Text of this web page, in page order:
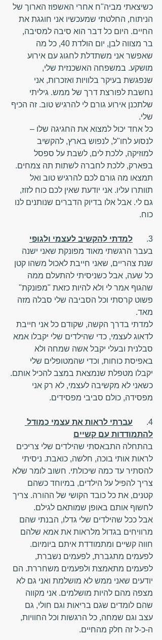
כשיצאתי מביה"ח אחרי האשפוז הארוך של
הניתוח, החלטתי שמעכשיו אני חוגגת את
החיים. היום כל דבר הוא סיבה למסיבה,
בר מצווה לבן, יום הולדת 40, כל מה
שאפשר אני משתדלת לחגוג עם אירוע
מושקע. במשפחה האשכנזית שלי,
שנפגשת בעיקר בלוויות ואזכרות, אני
נחשבת לפורצת דרך של ממש. גיליתי
שלתכנן אירוע גורם לי להרגיש טוב. זה הכיף
שלי.
כל אחד יכול למצוא את החגיגה שלו –
לנסוע לחו"ל, לנפוש בארץ, להקשיב
למוזיקה, ללכת לים, לשבת על ספסל
בפארק, ללכת לחברה לשתות תה צמחים.
תמצאו מה גורם לכם להרגיש טוב ואל
תוותרו עליו. אני יודעת שאין לכם כוח לזוז,
גם לי. אבל אלו בדיוק הדברים שנותנים לנו
כוח.
3.
למדתי להקשיב לעצמי ולגופי
בעבר הרגשתי מאוד מפונקת שאני ישנה
שנת צהריים, שאני חייבת לאכול משהו קטן
כל שעה, אבל כשניסיתי להתעלם ממה
שהגוף אמר לי ולא להיות כזאת "מפונקת"
פשוט קרסתי וכל הסביבה שלי סבלה מזה
מאד.
למדתי בדרך הקשה, שקודם כל אני חייבת
לדאוג לעצמי, כדי שהילדים שלי יקבלו אמא
סבלנית ובעלי יקבל אשה שמחה ולא
באפיסת כוחות, וכדי שהמטופלים שלי
יקבלו מטפלת שנמצאת במצב להכיל אותם.
כשאני לא מקשיבה לעצמי, לא רק אני
מפסידה, כולם סביבי מפסידים.
4.
עברתי לראות את עצמי כמודל
להתמודדות עם קשיים
בהתחלה התבאסתי שהילדים שלי צריכים
לראות אותי בוכה, חלשה, כואבת. ניסיתי
להסתיר עד כמה שיכולתי. חשוב לומר שלא
צריך להפיל על הילדים, במיוחד כשהם
קטנים, את כל כובד הקושי של ההורה. צריך
לחשוף אותם באופן שמותאם לגילם.
אבל ככל שהילדים שלי גדלו, הבנתי שהם
מרוויחים בגדול מלראות את אמא שלהם
חווה קשיים ומתמודדת איתם ביומיום.
לפעמים מתגברת, לפעמים נשברת,
לפעמים מתאמצת ולפעמים משחררת. הם
יודעים שאני ממש לא מושלמת ואני גם לא
מצפה מהם להיות מושלמים. אני מקווה
שהם לומדים שגם בריאות וגם חולי, גם
עצב וגם שמחה, כל הרגשות וכל החוויות,
ה-כ-ל זה חלק מהחיים.